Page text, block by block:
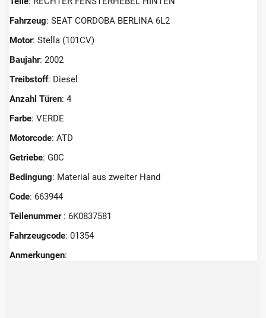
Fahrzeug: SEAT CORDOBA BERLINA 6L2
Motor: Stella (101CV)
Baujahr: 2002
Treibstoff: Diesel
Anzahl Türen: 4
Farbe: VERDE
Motorcode: ATD
Getriebe: G0C
Bedingung: Material aus zweiter Hand
Code: 663944
Teilenummer : 6K0837581
Fahrzeugcode: 01354
Anmerkungen: